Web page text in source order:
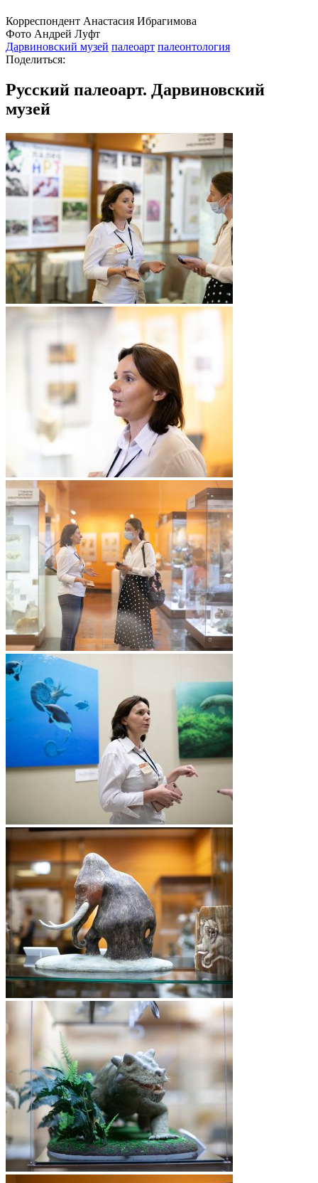
Корреспондент Анастасия Ибрагимова
Фото Андрей Луфт
Дарвиновский музей палеоарт палеонтология
Поделиться:
Русский палеоарт. Дарвиновский
музей